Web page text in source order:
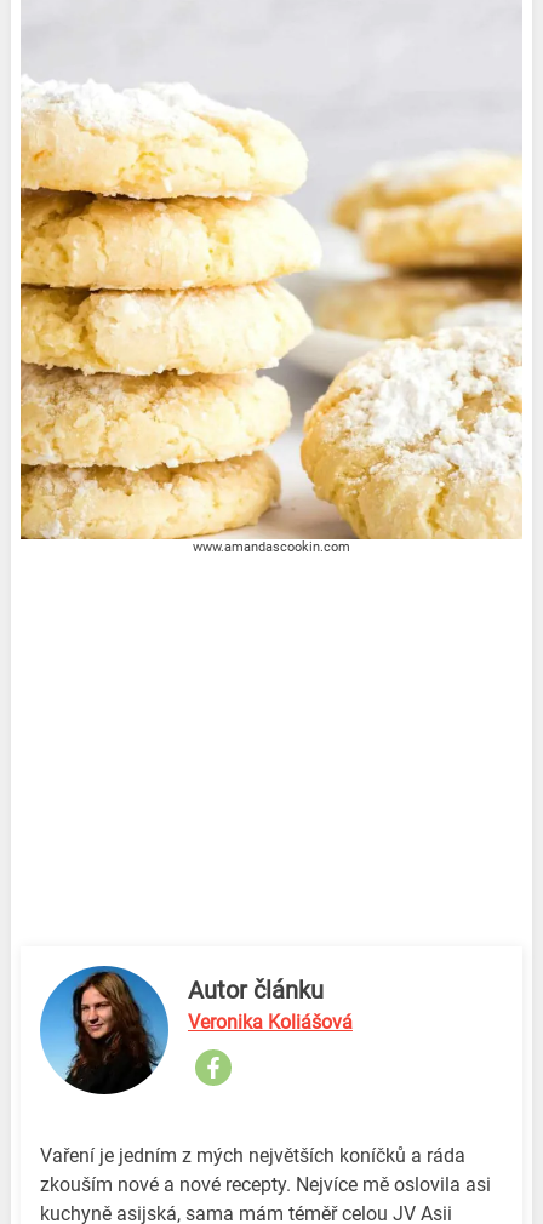
www.amandascookin.com
Autor článku
Veronika Koliášová
Vaření je jedním z mých největších koníčků a ráda
zkouším nové a nové recepty. Nejvíce mě oslovila asi
kuchyně asijská, sama mám téměř celou JV Asii